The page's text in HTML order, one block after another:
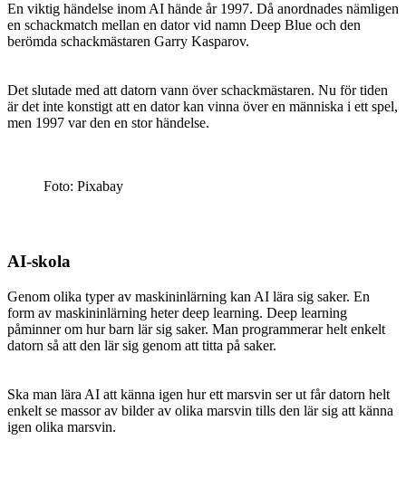
En viktig händelse inom AI hände år 1997. Då anordnades nämligen
en schackmatch mellan en dator vid namn Deep Blue och den
berömda schackmästaren Garry Kasparov.
Det slutade med att datorn vann över schackmästaren. Nu för tiden
är det inte konstigt att en dator kan vinna över en människa i ett spel,
men 1997 var den en stor händelse.
Foto: Pixabay
AI-skola
Genom olika typer av maskininlärning kan AI lära sig saker. En
form av maskininlärning heter deep learning. Deep learning
påminner om hur barn lär sig saker. Man programmerar helt enkelt
datorn så att den lär sig genom att titta på saker.
Ska man lära AI att känna igen hur ett marsvin ser ut får datorn helt
enkelt se massor av bilder av olika marsvin tills den lär sig att känna
igen olika marsvin.